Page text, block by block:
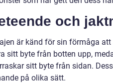
och
är känd för sin förmåga
sitt byte från botten upp,
sitt byte från sidan.
på olika sätt.